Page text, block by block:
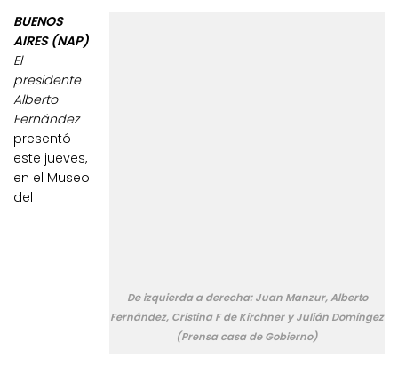
De izquierda a derecha: Juan Manzur, Alberto
Fernández, Cristina F de Kirchner y Julián Domíngez
(Prensa casa de Gobierno)
BUENOS
AIRES (NAP)
El
presidente
Alberto
Fernández
presentó
este jueves,
en el Museo
del